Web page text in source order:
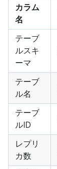
カラム
名
テーブ
ルスキ
ーマ
テーブ
ル名
テーブ
ルID
レプリ
カ数